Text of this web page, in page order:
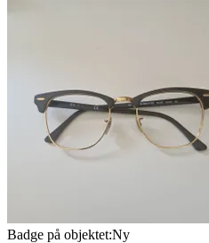
Badge på objektet:Ny